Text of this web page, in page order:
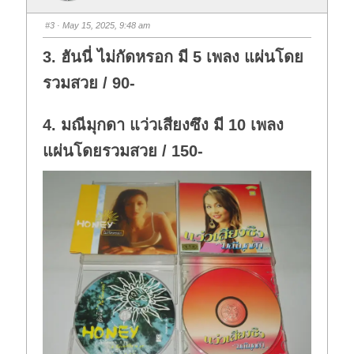
m
b
d
o
n
b
u
p
.
#3 · May 15, 2025, 9:48 am
3. ฮันนี่ ไม่กัดหรอก มี 5 เพลง แผ่นโดย
รวมสวย / 90-
4. มณีมุกดา แว่วเสียงซึง มี 10 เพลง
แผ่นโดยรวมสวย / 150-